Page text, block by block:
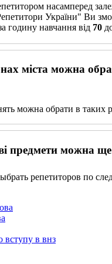
насамперед
України" Ви
годину навчання від 70
міста можна
можна обрати в таких
предмети можна
репетиторов по
вступу в внз